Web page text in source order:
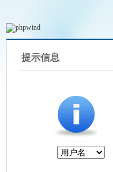
提示信息